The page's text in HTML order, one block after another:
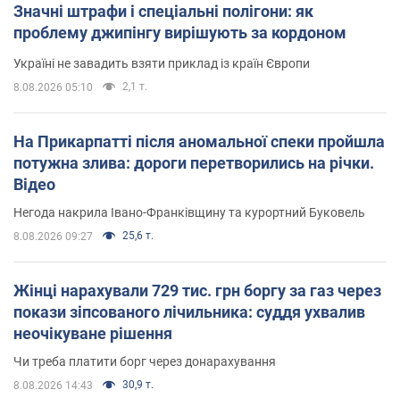
Значні штрафи і спеціальні полігони: як
проблему джипінгу вирішують за кордоном
Україні не завадить взяти приклад із країн Європи
8.08.2026 05:10 2,1 т.
На Прикарпатті після аномальної спеки пройшла
потужна злива: дороги перетворились на річки.
Відео
Негода накрила Івано-Франківщину та курортний Буковель
8.08.2026 09:27 25,6 т.
Жінці нарахували 729 тис. грн боргу за газ через
покази зіпсованого лічильника: суддя ухвалив
неочікуване рішення
Чи треба платити борг через донарахування
8.08.2026 14:43 30,9 т.